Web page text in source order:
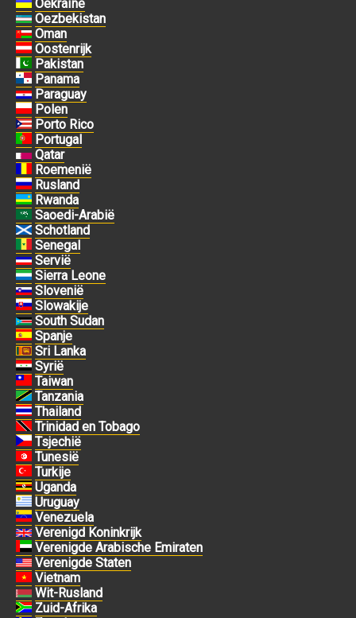
Oekraïne
Oezbekistan
Oman
Oostenrijk
Pakistan
Panama
Paraguay
Polen
Porto Rico
Portugal
Qatar
Roemenië
Rusland
Rwanda
Saoedi-Arabië
Schotland
Senegal
Servië
Sierra Leone
Slovenië
Slowakije
South Sudan
Spanje
Sri Lanka
Syrië
Taiwan
Tanzania
Thailand
Trinidad en Tobago
Tsjechië
Tunesië
Turkije
Uganda
Uruguay
Venezuela
Verenigd Koninkrijk
Verenigde Arabische Emiraten
Verenigde Staten
Vietnam
Wit-Rusland
Zuid-Afrika